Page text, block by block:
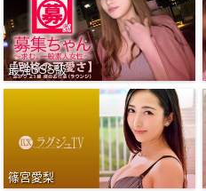
最強SSS級
篠宮愛梨